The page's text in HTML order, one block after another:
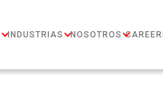
INDUSTRIAS NOSOTROS